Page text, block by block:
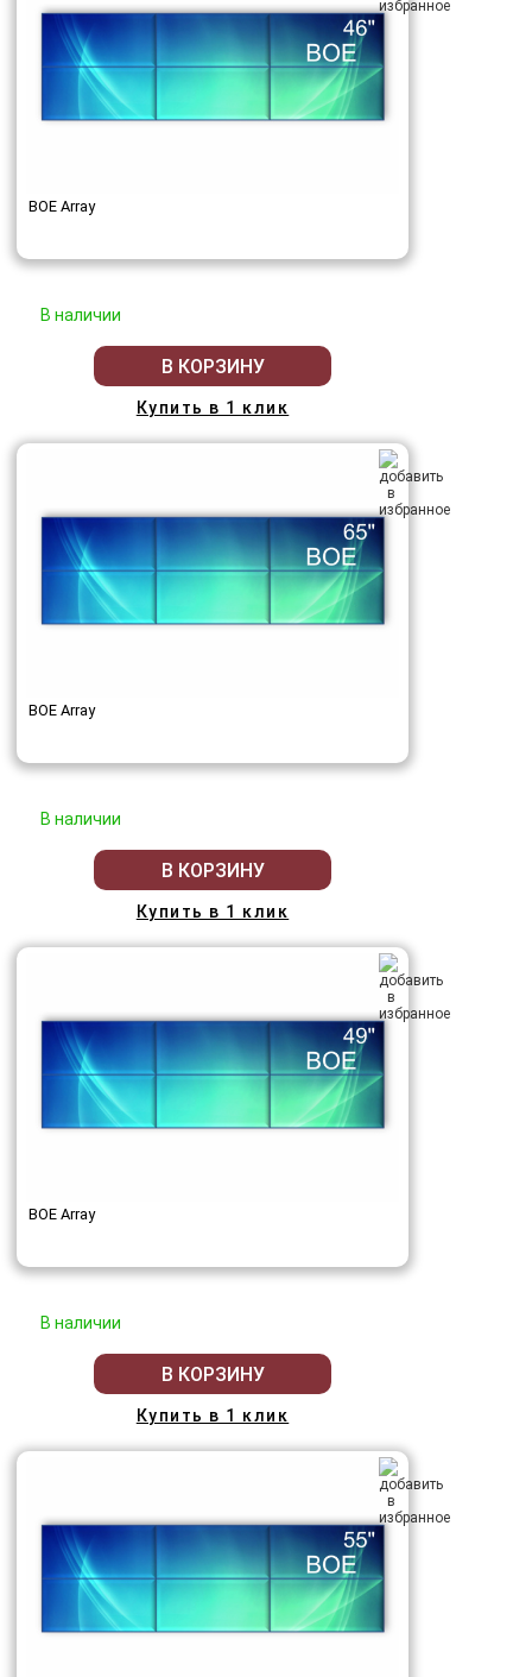
BOE Array
В наличии
В КОРЗИНУ
Купить в 1 клик
BOE Array
В наличии
В КОРЗИНУ
Купить в 1 клик
BOE Array
В наличии
В КОРЗИНУ
Купить в 1 клик